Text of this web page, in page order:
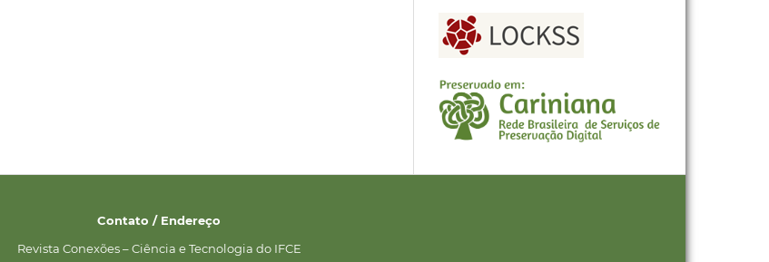
Contato / Endereço
Revista Conexões – Ciência e Tecnologia do IFCE